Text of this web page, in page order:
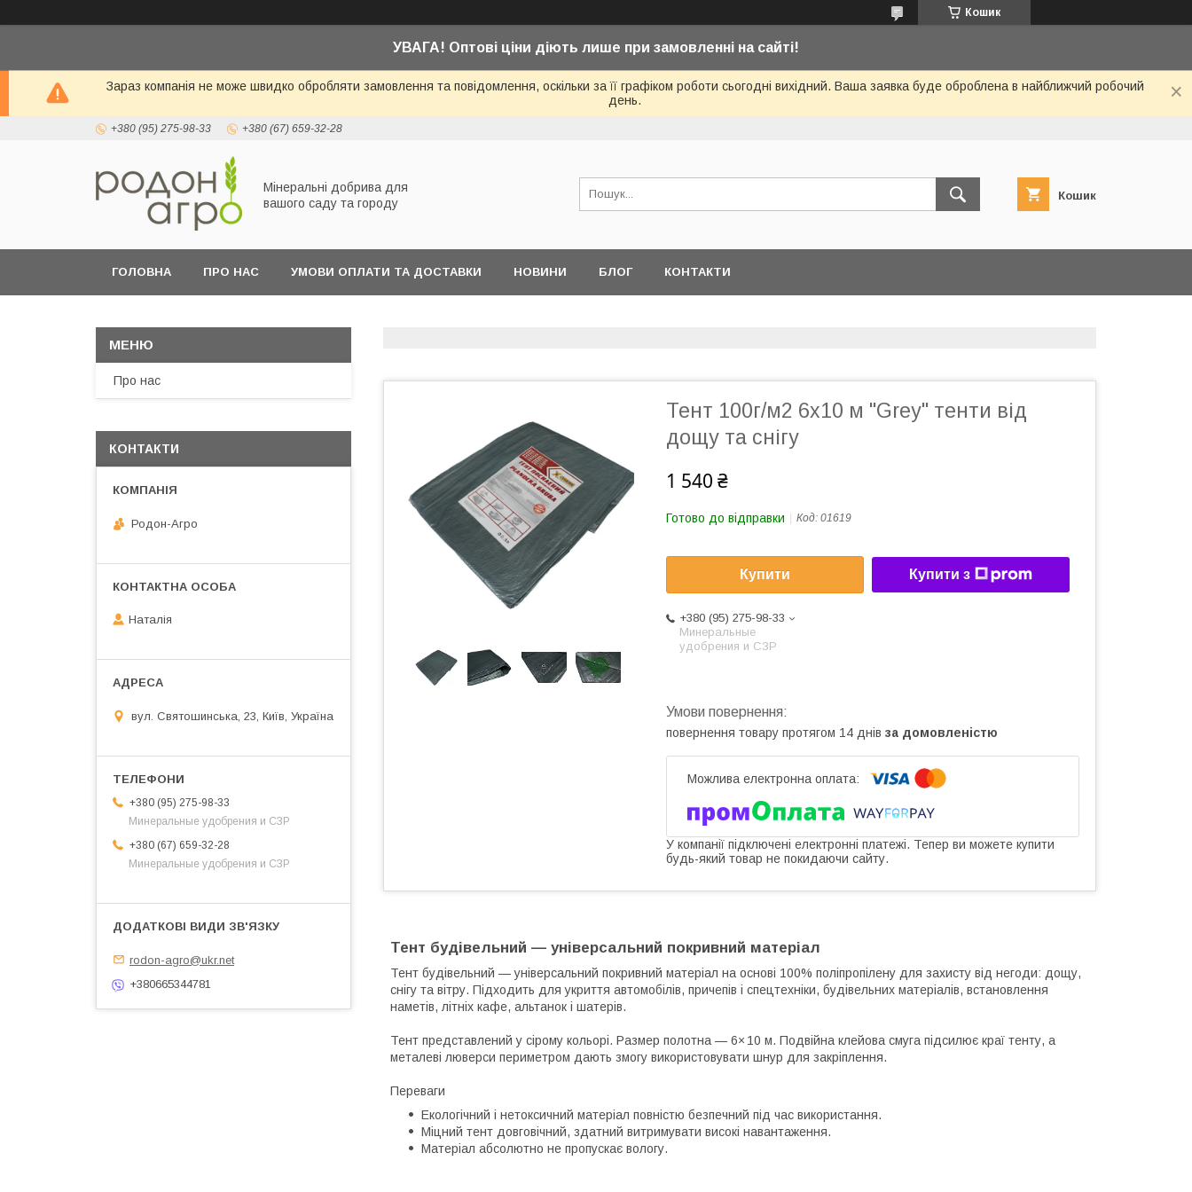
Кошик
УВАГА! Оптові ціни діють лише при замовленні на сайті!
Зараз компанія не може швидко обробляти замовлення та повідомлення, оскільки за її графіком роботи сьогодні вихідний. Ваша заявка буде оброблена в найближчий робочий
день.
+380 (95) 275-98-33 +380 (67) 659-32-28
Мінеральні добрива для
вашого саду та городу
Кошик
ГОЛОВНА ПРО НАС УМОВИ ОПЛАТИ ТА ДОСТАВКИ НОВИНИ БЛОГ КОНТАКТИ
Тент 100г/м2 6х10 м "Grey" тенти від
дощу та снігу
1 540 ₴
Готово до відправки Код: 01619
Купити Купити з
+380 (95) 275-98-33
Минеральные
удобрения и СЗР
повернення товару протягом 14 днів за домовленістю
У компанії підключені електронні платежі. Тепер ви можете купити
будь-який товар не покидаючи сайту.
Тент будівельний — універсальний покривний матеріал
Тент будівельний — універсальний покривний матеріал на основі 100% поліпропілену для захисту від негоди: дощу,
снігу та вітру. Підходить для укриття автомобілів, причепів і спецтехніки, будівельних матеріалів, встановлення
наметів, літніх кафе, альтанок і шатерів.
Тент представлений у сірому кольорі. Размер полотна — 6× 10 м. Подвійна клейова смуга підсилює краї тенту, а
металеві люверси периметром дають змогу використовувати шнур для закріплення.
Переваги
Екологічний і нетоксичний матеріал повністю безпечний під час використання.
Міцний тент довговічний, здатний витримувати високі навантаження.
Матеріал абсолютно не пропускає вологу.
Про нас
КОНТАКТИ
Родон-Агро
Наталія
вул. Святошинська, 23, Київ, Україна
+380 (95) 275-98-33
Минеральные удобрения и СЗР
+380 (67) 659-32-28
Минеральные удобрения и СЗР
rodon-agro@ukr.net
+380665344781